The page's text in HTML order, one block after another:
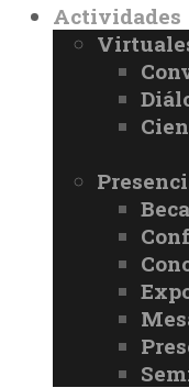
Actividades